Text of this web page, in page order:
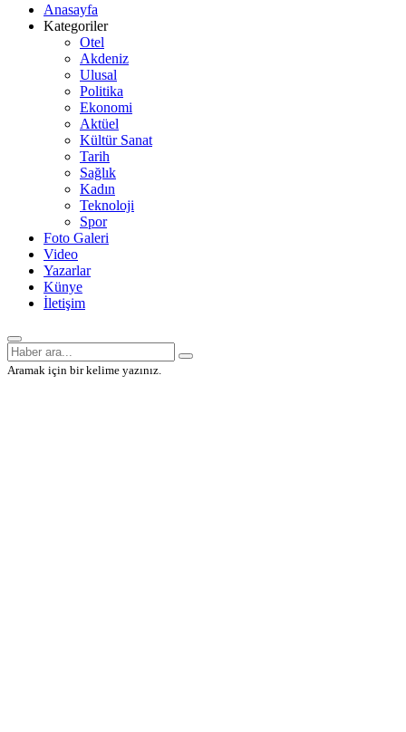
Anasayfa
Kategoriler
Otel
Akdeniz
Ulusal
Politika
Ekonomi
Aktüel
Kültür Sanat
Tarih
Sağlık
Kadın
Teknoloji
Spor
Foto Galeri
Video
Yazarlar
Künye
İletişim
Aramak için bir kelime yazınız.